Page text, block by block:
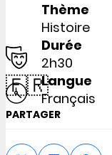
Thème
Histoire
Durée
2h30
🇫🇷Langue
Français
PARTAGER